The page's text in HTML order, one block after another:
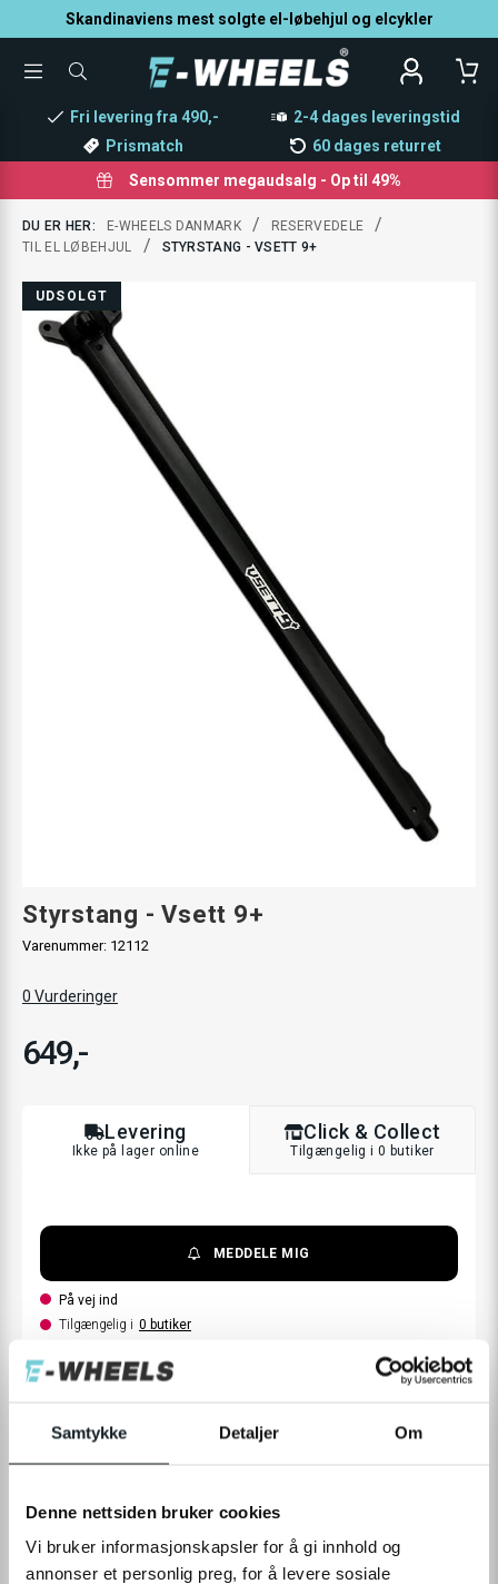
Samtykke Detaljer Om
Denne nettsiden bruker cookies
Vi bruker informasjonskapsler for å gi innhold og
annonser et personlig preg, for å levere sosiale
Skandinaviens mest solgte el-løbehjul og elcykler
TOGGLESØG
Fri levering fra 490,-
2-4 dages leveringstid
Prismatch
60 dages returret
Sensommer megaudsalg - Op til 49%
DU ER HER: E-WHEELS DANMARK / RESERVEDELE /
TIL EL LØBEHJUL / STYRSTANG - VSETT 9+
UDSOLGT
Styrstang - Vsett 9+
Varenummer: 12112
0 Vurderinger
649,-
Levering
Ikke på lager online
MEDDELE MIG
På vej ind
Tilgængelig i 0 butiker
Click & Collect
Tilgængelig i 0 butiker
PRODUKTINFORMATION